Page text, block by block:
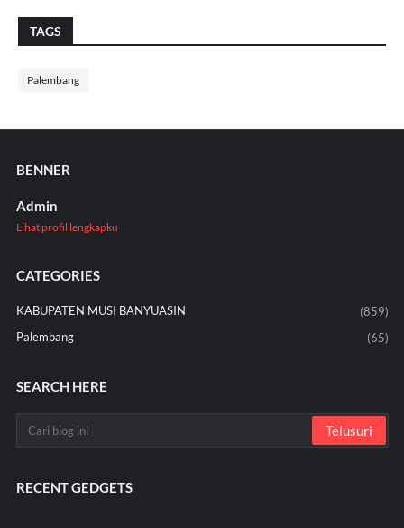
TAGS
Palembang
BENNER
Admin
Lihat profil lengkapku
CATEGORIES
KABUPATEN MUSI BANYUASIN
(859)
Palembang
(65)
SEARCH HERE
RECENT GEDGETS